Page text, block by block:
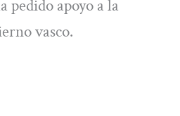
pedido apoyo a la
vasco.